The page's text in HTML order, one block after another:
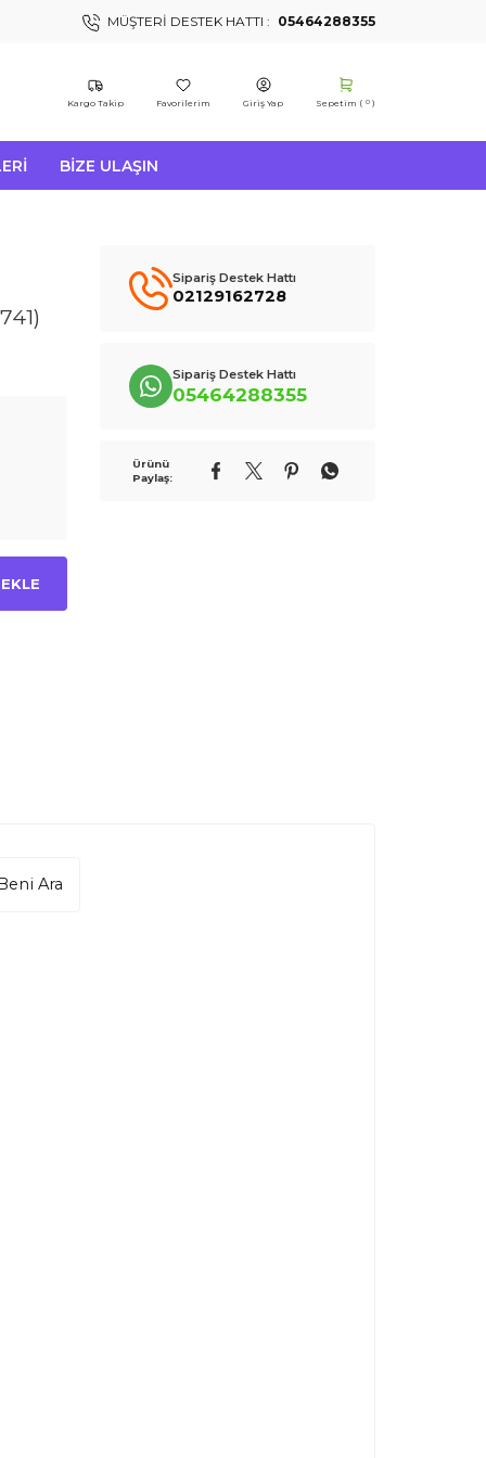
MÜŞTERI DESTEK HATTI : 05464288355
Kargo Takip Favorilerim Giriş Yap Sepetim ( 0 )
BIZE ULAŞIN
Sipariş Destek Hattı
02129162728
Sipariş Destek Hattı
05464288355
Ürünü
Paylaş:
Ara